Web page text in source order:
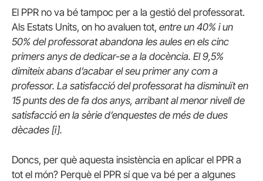
El PPR no va bé tampoc per a la gestió del professorat.
Als Estats Units, on ho avaluen tot, entre un 40% i un
50% del professorat abandona les aules en els cinc
primers anys de dedicar-se a la docència. El 9,5%
dimiteix abans d’acabar el seu primer any com a
professor. La satisfacció del professorat ha disminuït en
15 punts des de fa dos anys, arribant al menor nivell de
satisfacció en la sèrie d’enquestes de més de dues
dècades [i].
Doncs, per què aquesta insistència en aplicar el PPR a
tot el món? Perquè el PPR sí que va bé per a algunes